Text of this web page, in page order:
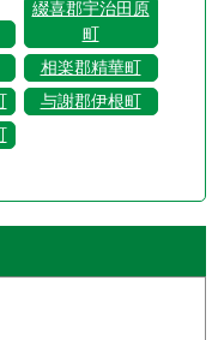
綴喜郡宇治田原
町
相楽郡精華町
与謝郡伊根町